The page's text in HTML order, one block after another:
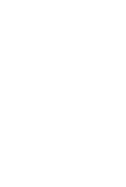
nudi rješenja